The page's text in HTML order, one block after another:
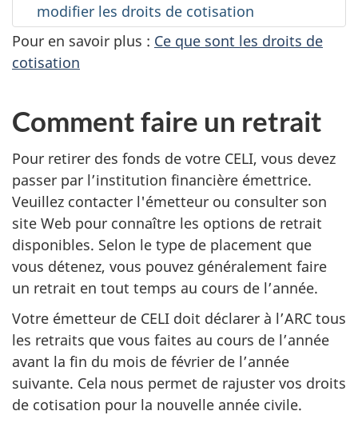
modifier les droits de cotisation
Pour en savoir plus : Ce que sont les droits de
cotisation
Comment faire un retrait
Pour retirer des fonds de votre CELI, vous devez
passer par l’institution financière émettrice.
Veuillez contacter l'émetteur ou consulter son
site Web pour connaître les options de retrait
disponibles. Selon le type de placement que
vous détenez, vous pouvez généralement faire
un retrait en tout temps au cours de l’année.
Votre émetteur de CELI doit déclarer à l’ARC tous
les retraits que vous faites au cours de l’année
avant la fin du mois de février de l’année
suivante. Cela nous permet de rajuster vos droits
de cotisation pour la nouvelle année civile.